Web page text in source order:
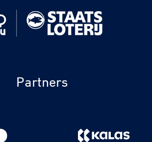
Partners